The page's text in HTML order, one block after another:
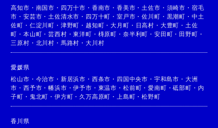
高知市 ・ 南国市 ・ 四万十市 ・ 香南市 ・香美市 ・ 土佐市 ・ 須崎市 ・ 宿毛
市 ・安芸市 ・ 土佐清水市 ・ 四万十町 ・室戸市 ・佐川町 ・ 黒潮町 ・ 中土
佐町 ・ 仁淀川町 ・ 津野町 ・ 越知町 ・大月町 ・ 日高村 ・ 大豊町 ・ 土佐
町 ・本山町 ・芸西村 ・東洋町 ・ 梼原町 ・ 奈半利町 ・ 安田町 ・ 田野町 ・
三原村 ・ 北川村 ・ 馬路村 ・大川村
愛媛県
松山市 ・ 今治市 ・ 新居浜市 ・ 西条市 ・ 四国中央市 ・ 宇和島市 ・ 大洲
市 ・西予市 ・幡浜市 ・伊予市 ・ 東温市 ・ 松前町 ・愛南町 ・砥部町 ・ 内
子町 ・ 鬼北町 ・伊方町 ・ 久万高原町 ・ 上島町 ・松野町
香川県